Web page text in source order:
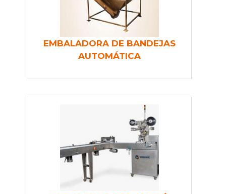
EMBALADORA DE BANDEJAS
AUTOMÁTICA